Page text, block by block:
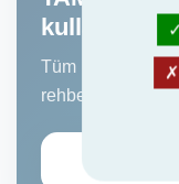
kullanılabilir
Tüm veri dışa
rehberi